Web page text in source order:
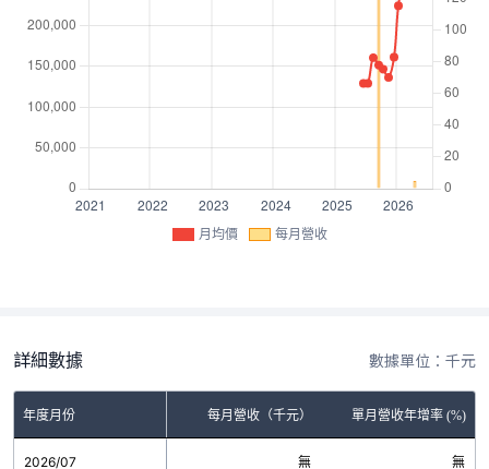
月均價 每月營收
詳細數據 數據單位：千元
年度月份 每月營收（千元） 單月營收年增率 (%)
2026/07 無 無